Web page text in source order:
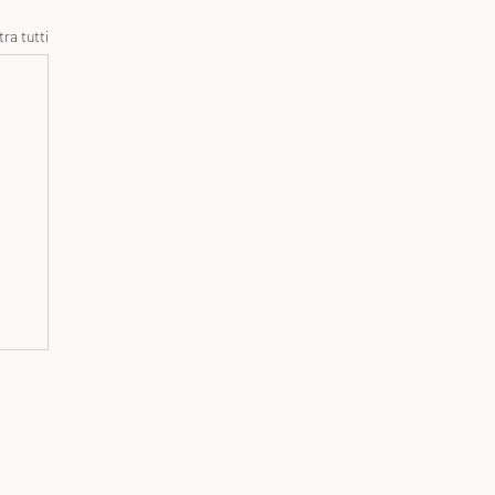
tutti